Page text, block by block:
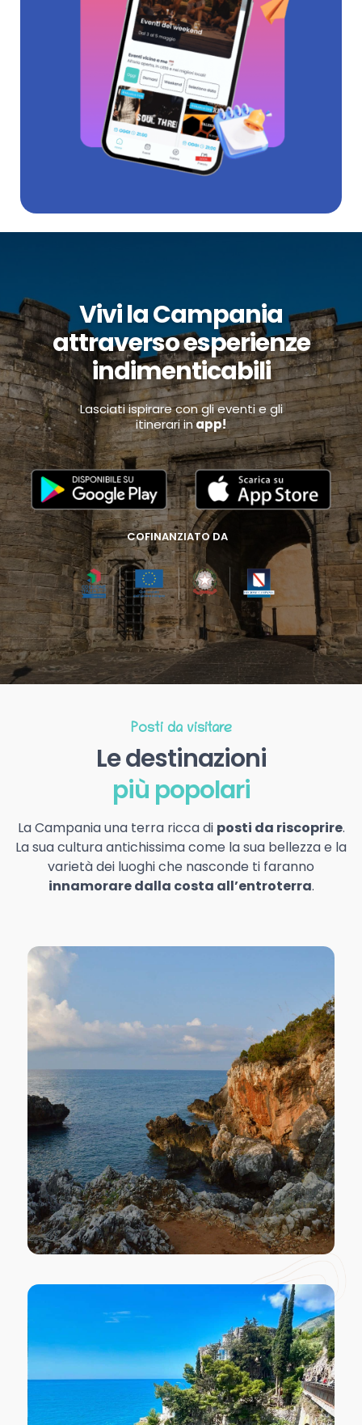
Vivi la Campania
attraverso esperienze
indimenticabili
Lasciati ispirare con gli eventi e gli
itinerari inapp!
COFINANZIATO DA
Posti da visitare
Le destinazioni
più popolari
La Campania una terra ricca di posti da riscoprire.
La sua cultura antichissima come la sua bellezza e la
varietà dei luoghi che nasconde ti faranno
innamorare dalla costa all’entroterra.